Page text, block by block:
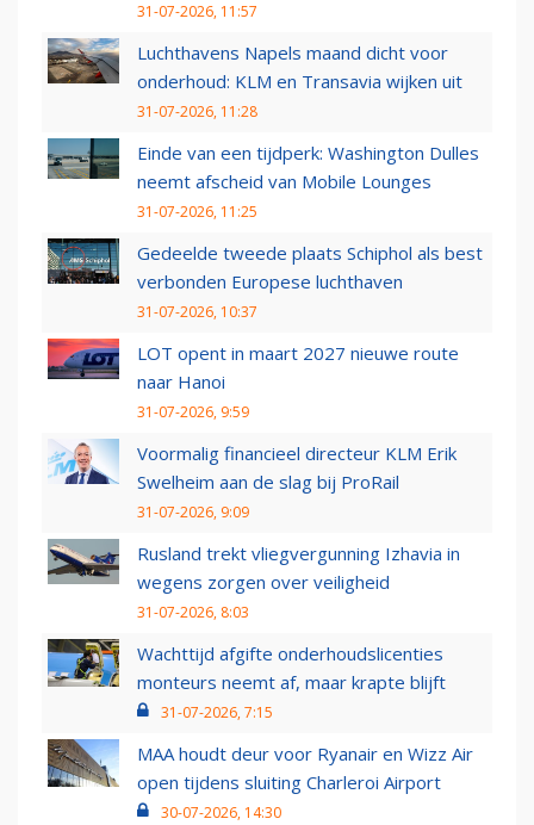
31-07-2026, 11:57
Luchthavens Napels maand dicht voor
onderhoud: KLM en Transavia wijken uit
31-07-2026, 11:28
Einde van een tijdperk: Washington Dulles
neemt afscheid van Mobile Lounges
31-07-2026, 11:25
Gedeelde tweede plaats Schiphol als best
verbonden Europese luchthaven
31-07-2026, 10:37
LOT opent in maart 2027 nieuwe route
naar Hanoi
31-07-2026, 9:59
Voormalig financieel directeur KLM Erik
Swelheim aan de slag bij ProRail
31-07-2026, 9:09
Rusland trekt vliegvergunning Izhavia in
wegens zorgen over veiligheid
31-07-2026, 8:03
Wachttijd afgifte onderhoudslicenties
monteurs neemt af, maar krapte blijft
31-07-2026, 7:15
MAA houdt deur voor Ryanair en Wizz Air
open tijdens sluiting Charleroi Airport
30-07-2026, 14:30